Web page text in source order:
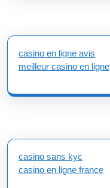
casino en ligne avis
meilleur casino en ligne
casino sans kyc
casino en ligne france